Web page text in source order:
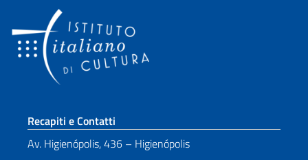
Sezione footer
Recapiti e Contatti
Av. Higienópolis, 436 – Higienópolis